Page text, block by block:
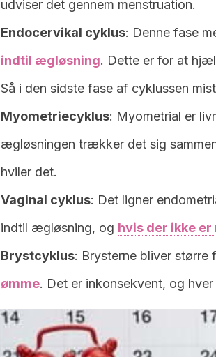
udviser det gennem menstruation.
Endocervikal cyklus: Denne fase
indtil ægløsning. Dette er for at
Så i den sidste fase af cyklussen
Myometriecyklus: Myometrial er
ægløsningen trækker det sig
hviler det.
Vaginal cyklus: Det ligner
indtil ægløsning, og hvis der ikke
Brystcyklus: Brysterne bliver større
ømme. Det er inkonsekvent, og